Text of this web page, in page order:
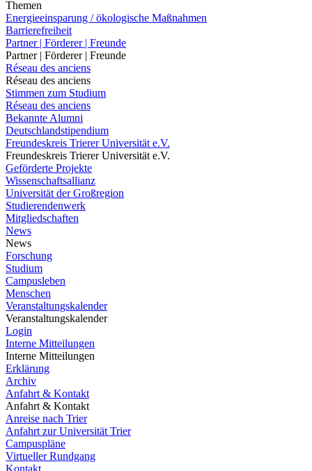
Themen
Energieeinsparung / ökologische Maßnahmen
Barrierefreiheit
Partner | Förderer | Freunde
Partner | Förderer | Freunde
Réseau des anciens
Réseau des anciens
Stimmen zum Studium
Réseau des anciens
Bekannte Alumni
Deutschlandstipendium
Freundeskreis Trierer Universität e.V.
Freundeskreis Trierer Universität e.V.
Geförderte Projekte
Wissenschaftsallianz
Universität der Großregion
Studierendenwerk
Mitgliedschaften
News
News
Forschung
Studium
Campusleben
Menschen
Veranstaltungskalender
Veranstaltungskalender
Login
Interne Mitteilungen
Interne Mitteilungen
Erklärung
Archiv
Anfahrt & Kontakt
Anfahrt & Kontakt
Anreise nach Trier
Anfahrt zur Universität Trier
Campuspläne
Virtueller Rundgang
Kontakt